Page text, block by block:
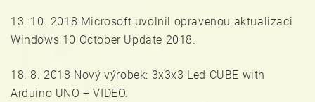
13. 10. 2018 Microsoft uvolnil opravenou aktualizaci
Windows 10 October Update 2018.
18. 8. 2018 Nový výrobek: 3x3x3 Led CUBE with
Arduino UNO + VIDEO.